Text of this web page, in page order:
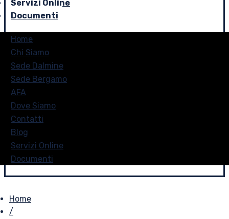
Servizi Online
Documenti
Home
Chi Siamo
Sede Dalmine
Sede Bergamo
AFA
Dove Siamo
Contatti
Blog
Servizi Online
Documenti
Home
/